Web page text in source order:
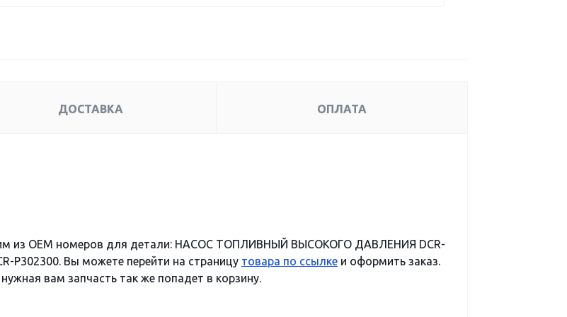
ДОСТАВКА ОПЛАТА
из OEM номеров для детали: НАСОС ТОПЛИВНЫЙ ВЫСОКОГО ДАВЛЕНИЯ DCR-
P302300. Вы можете перейти на страницу товара по ссылке и оформить заказ.
вам запчасть так же попадет в корзину.